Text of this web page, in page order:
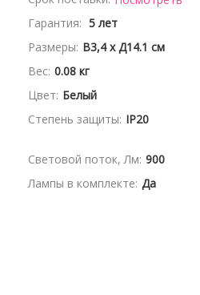
Гарантия: 5 лет
Размеры: В3,4 x Д14.1 см
Вес: 0.08 кг
Цвет: Белый
Степень защиты: IP20
Световой поток, Лм: 900
Лампы в комплекте: Да